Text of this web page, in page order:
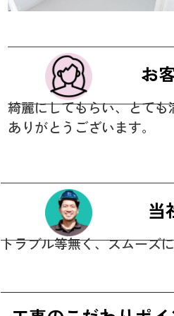
お
綺麗にしてもらい、とて
ありがとうございます。
当
トラブル等無く、スムーズ